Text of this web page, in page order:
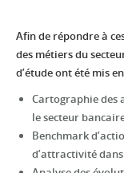
Afin de répondre à
des métiers du
d’étude ont été mis
Cartographie des
le secteur
Benchmark
d’attractivité